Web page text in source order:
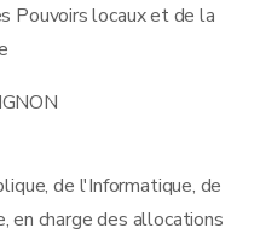
Pouvoirs locaux et de la
de l'Informatique, de
en charge des allocations